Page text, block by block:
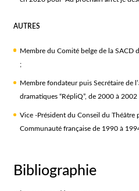
AUTRES
Membre du Comité belge de la SACD
;
Membre fondateur puis Secrétaire de
dramatiques “RépliQ”, de 2000 à 2002
Vice -Président du Conseil du Théâtre
Communauté française de 1990 à
Bibliographie